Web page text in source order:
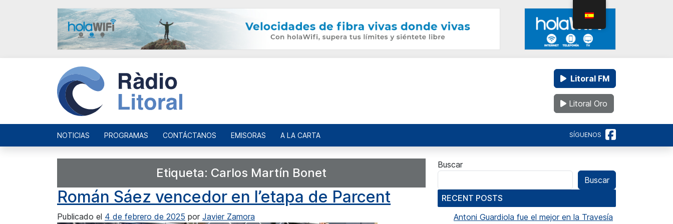
Litoral FM
Litoral Oro
NOTICIAS PROGRAMAS CONTÁCTANOS EMISORAS A LA CARTA SÍGUENOS
Etiqueta: Carlos Martín Bonet
Román Sáez vencedor en l’etapa de Parcent
Publicado el 4 de febrero de 2025 por Javier Zamora
Buscar
Buscar
RECENT POSTS
Antoni Guardiola fue el mejor en la Travesía